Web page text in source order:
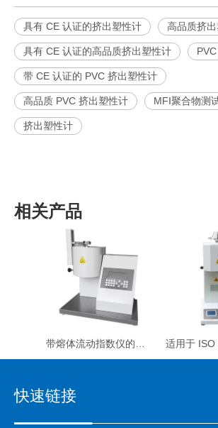
具有 CE 认证的挤出塑性计 高品质挤
具有 CE 认证的高品质挤出塑性计
带 CE 认证的 PVC 挤出塑性计
高品质 PVC 挤出塑性计 MFI聚合物测
挤出塑性计
相关产品
快速链接